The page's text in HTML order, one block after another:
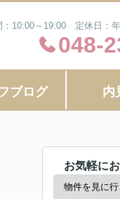
：10:00～19:00 定休日：
048-
ブログ 内
お気軽に